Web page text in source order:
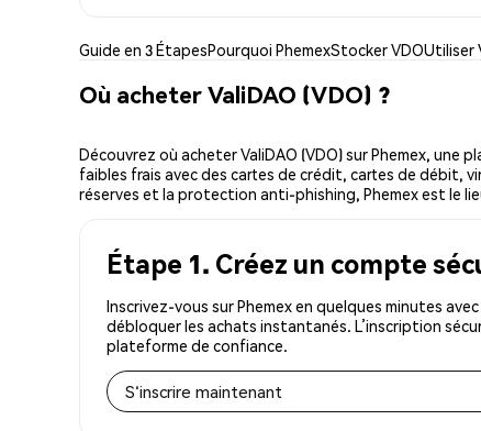
Guide en 3 ÉtapesPourquoi PhemexStocker VDOUtiliser
Où acheter ValiDAO (VDO) ?
Découvrez où acheter ValiDAO (VDO) sur Phemex,
faibles frais avec des cartes de crédit, cartes de débit,
réserves et la protection anti-phishing, Phemex est le
Étape 1. Créez un compte
Inscrivez-vous sur Phemex en quelques minutes
débloquer les achats instantanés. L’inscription
plateforme de confiance.
S'inscrire maintenant